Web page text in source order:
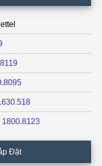
1800.8123
Đặt